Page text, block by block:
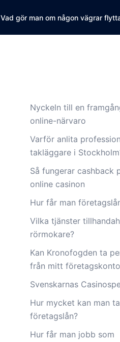
Vad gör man om någon vägrar
Nyckeln till en
online-närvaro
Varför anlita
takläggare i
Så fungerar cashback
online casinon
Hur får man
Vilka tjänster
rörmokare?
Kan Kronofogden ta
från mitt
Svenskarnas
Hur mycket kan man
företagslån?
Hur får man jobb som